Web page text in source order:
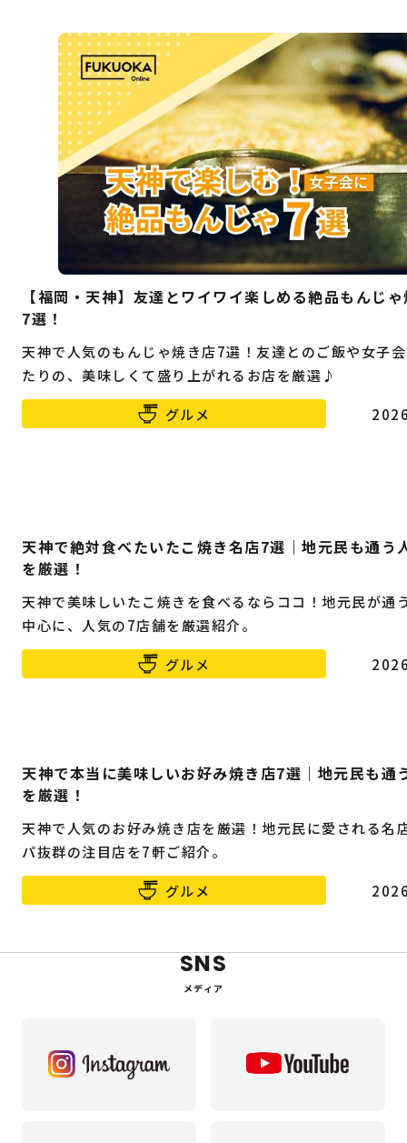
【福岡・天神】友達とワイワイ楽しめる絶品もんじ
7選！
天神で人気のもんじゃ焼き店7選！友達とのご飯や女子
たりの、美味しくて盛り上がれるお店を厳選♪
グルメ
天神で絶対食べたいたこ焼き名店7選｜地元民も通う
を厳選！
天神で美味しいたこ焼きを食べるならココ！地元民が通
中心に、人気の7店舗を厳選紹介。
グルメ
天神で本当に美味しいお好み焼き店7選｜地元民も通
を厳選！
天神で人気のお好み焼き店を厳選！地元民に愛される名
パ抜群の注目店を7軒ご紹介。
グルメ
SNS
メディア